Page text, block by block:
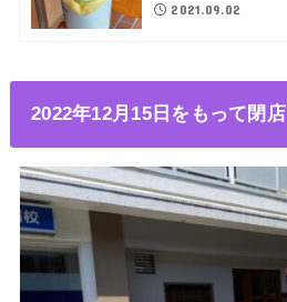
2021.09.02
2022年12月15日をもって閉店